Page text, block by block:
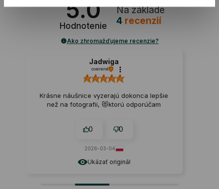
5.0
Hodnotenie
Na základe
4 recenzií
Ako zhromažďujeme recenzie?
Ukázať originál
Jadwiga
overené
Krásne náušnice vyzerajú dokonca lepšie
než na fotografii, 😻ktorú odporúčam
0 0
2026-03-04